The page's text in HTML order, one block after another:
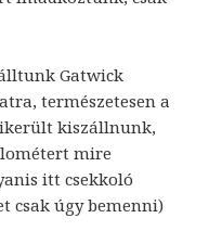
Gatwick
természetesen a
kiszállnunk,
mire
itt csekkoló
csak úgy bemenni)